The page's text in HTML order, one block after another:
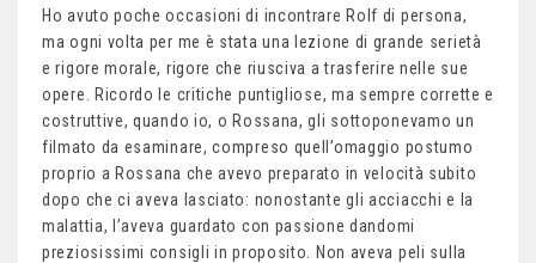
Ho avuto poche occasioni di incontrare Rolf di persona,
ma ogni volta per me è stata una lezione di grande serietà
e rigore morale, rigore che riusciva a trasferire nelle sue
opere. Ricordo le critiche puntigliose, ma sempre corrette e
costruttive, quando io, o Rossana, gli sottoponevamo un
filmato da esaminare, compreso quell’omaggio postumo
proprio a Rossana che avevo preparato in velocità subito
dopo che ci aveva lasciato: nonostante gli acciacchi e la
malattia, l’aveva guardato con passione dandomi
preziosissimi consigli in proposito. Non aveva peli sulla